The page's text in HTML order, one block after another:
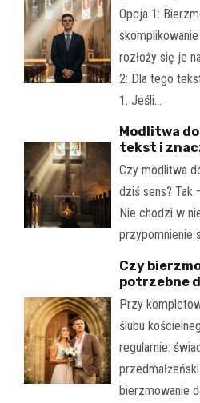
Opcja 1:
rozłoży się je
2: Dla tego
1. Jeśli…
Modlitwa
tekst i
Czy modlitwa
dziś sens? Tak
Nie chodzi w
przypomnienie
Czy
potrzebne
Przy
ślubu
regularnie:
bierzmowanie